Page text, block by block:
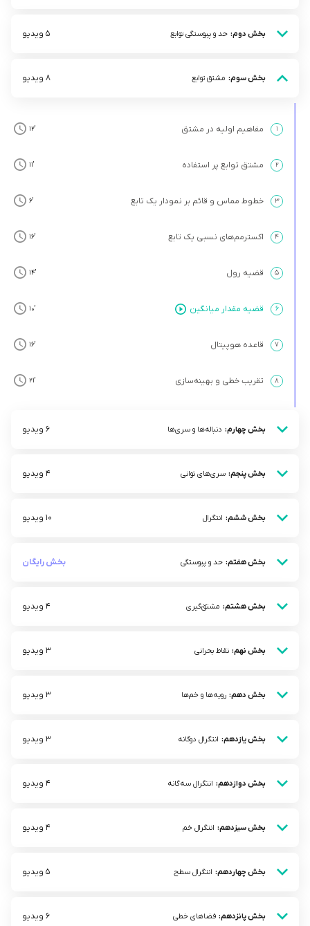
بخش دوم: حد و پیوستگی توابع 5 ویدیو
بخش سوم: مشتق توابع 8 ویدیو
۱ مفاهیم اولیه در مشتق ’12
۲ مشتق توابع پر استفاده ’11
۳ خطوط مماس و قائم بر نمودار یک تابع ’6
۴ اکسترمم‌های نسبی یک تابع ’16
۵ قضیه رول ’14
۶ قضیه مقدار میانگین ’10
۷ قاعده هوپیتال ’16
۸ تقریب خطی و بهینه‌سازی ’21
بخش چهارم: دنباله‌ها و سری‌ها 6 ویدیو
بخش پنجم: سری‌های توانی 4 ویدیو
بخش ششم: انتگرال 10 ویدیو
بخش هفتم: حد و پیوستگی بخش رایگان
بخش هشتم: مشتق‌گیری 4 ویدیو
بخش نهم: نقاط بحرانی 3 ویدیو
بخش دهم: رویه‌ها و خم‌ها 3 ویدیو
بخش یازدهم: انتگرال دوگانه 3 ویدیو
بخش دوازدهم: انتگرال سه‌گانه 4 ویدیو
بخش سیزدهم: انتگرال خم 4 ویدیو
بخش چهاردهم: انتگرال سطح 5 ویدیو
بخش پانزدهم: فضاهای خطی 6 ویدیو